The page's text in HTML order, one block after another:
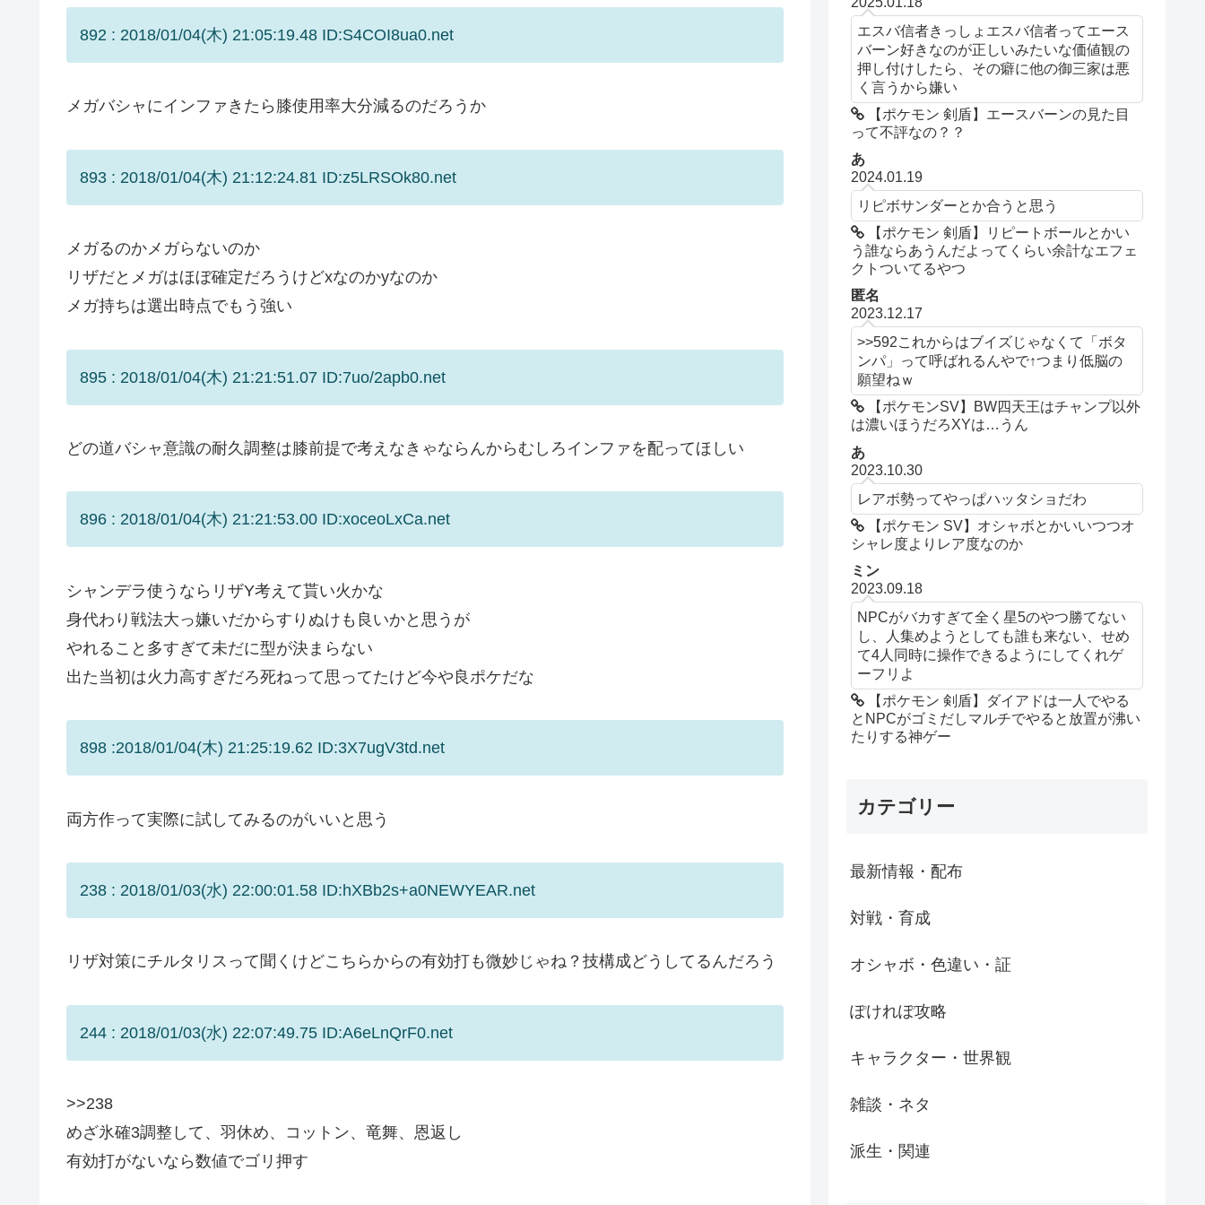
892 : 2018/01/04(木) 21:05:19.48 ID:S4COI8ua0.net
メガバシャにインファきたら膝使用率大分減るのだろうか
893 : 2018/01/04(木) 21:12:24.81 ID:z5LRSOk80.net
メガるのかメガらないのか
リザだとメガはほぼ確定だろうけどxなのかyなのか
メガ持ちは選出時点でもう強い
895 : 2018/01/04(木) 21:21:51.07 ID:7uo/2apb0.net
どの道バシャ意識の耐久調整は膝前提で考えなきゃならんからむしろインファを配ってほしい
896 : 2018/01/04(木) 21:21:53.00 ID:xoceoLxCa.net
シャンデラ使うならリザY考えて貰い火かな
身代わり戦法大っ嫌いだからすりぬけも良いかと思うが
やれること多すぎて未だに型が決まらない
出た当初は火力高すぎだろ死ねって思ってたけど今や良ポケだな
898 :2018/01/04(木) 21:25:19.62 ID:3X7ugV3td.net
両方作って実際に試してみるのがいいと思う
238 : 2018/01/03(水) 22:00:01.58 ID:hXBb2s+a0NEWYEAR.net
リザ対策にチルタリスって聞くけどこちらからの有効打も微妙じゃね？技構成どうしてるんだろう
244 : 2018/01/03(水) 22:07:49.75 ID:A6eLnQrF0.net
>>238
めざ氷確3調整して、羽休め、コットン、竜舞、恩返し
有効打がないなら数値でゴリ押す
エスバ信者きっしょエスバ信者ってエース
バーン好きなのが正しいみたいな価値観の
押し付けしたら、その癖に他の御三家は悪
く言うから嫌い
【ポケモン 剣盾】エースバーンの見た目
って不評なの？？
あ
2024.01.19
リピボサンダーとか合うと思う
【ポケモン 剣盾】リピートボールとかい
う誰ならあうんだよってくらい余計なエフェ
クトついてるやつ
匿名
2023.12.17
>>592これからはブイズじゃなくて「ボタ
ンパ」って呼ばれるんやで↑つまり低脳の
願望ねｗ
【ポケモンSV】BW四天王はチャンプ以外
は濃いほうだろXYは…うん
あ
2023.10.30
レアボ勢ってやっぱハッタショだわ
【ポケモン SV】オシャボとかいいつつオ
シャレ度よりレア度なのか
ミン
2023.09.18
NPCがバカすぎて全く星5のやつ勝てない
し、人集めようとしても誰も来ない、せめ
て4人同時に操作できるようにしてくれゲ
ーフリよ
【ポケモン 剣盾】ダイアドは一人でやる
とNPCがゴミだしマルチでやると放置が沸い
たりする神ゲー
カテゴリー
最新情報・配布
対戦・育成
オシャボ・色違い・証
ぽけれぽ攻略
キャラクター・世界観
雑談・ネタ
派生・関連